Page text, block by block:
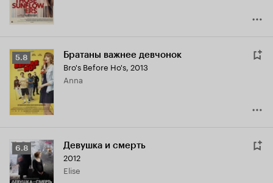
Рейтинг
Кинопоиска
5.8
5.8 Братаны важнее девчонок
Bro's Before Ho's, 2013
Anna
Рейтинг
Кинопоиска
6.8
6.8 Девушка и смерть
2012
Elise